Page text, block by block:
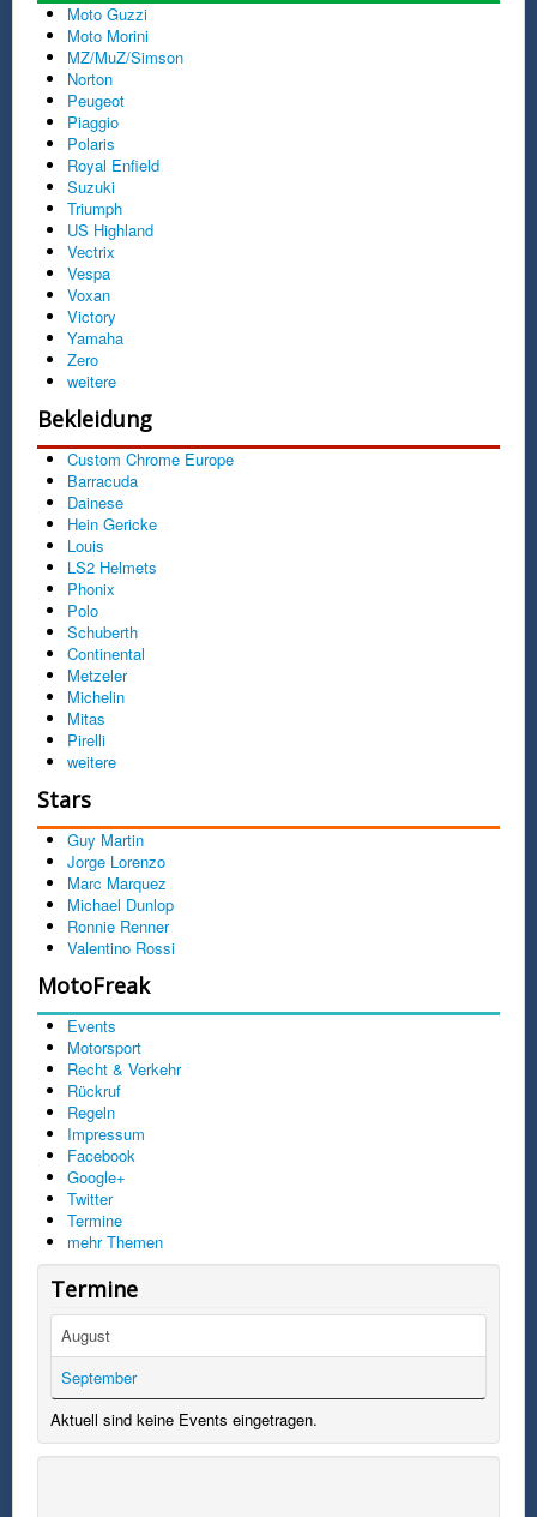
Moto Guzzi
Moto Morini
MZ/MuZ/Simson
Norton
Peugeot
Piaggio
Polaris
Royal Enfield
Suzuki
Triumph
US Highland
Vectrix
Vespa
Voxan
Victory
Yamaha
Zero
weitere
Bekleidung
Custom Chrome Europe
Barracuda
Dainese
Hein Gericke
Louis
LS2 Helmets
Phonix
Polo
Schuberth
Continental
Metzeler
Michelin
Mitas
Pirelli
weitere
Stars
Guy Martin
Jorge Lorenzo
Marc Marquez
Michael Dunlop
Ronnie Renner
Valentino Rossi
MotoFreak
Events
Motorsport
Recht & Verkehr
Rückruf
Regeln
Impressum
Facebook
Google+
Twitter
Termine
mehr Themen
Termine
August
September
Aktuell sind keine Events eingetragen.